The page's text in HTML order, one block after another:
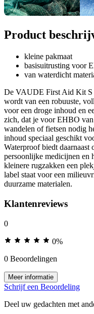
Product
kleine pakmaat
basisuitrusting voor
van waterdicht
De VAUDE First Aid Kit S
wordt van een robuuste,
voor een droge inhoud en
zich, dat je voor EHBO
wandelen of fietsen nodig
inhoud speciaal geschikt
Waterproof biedt daarnaast
persoonlijke medicijnen en
kleinere rugzakken een
label staat voor een
duurzame materialen.
Klantenreviews
0
0%
0 Beoordelingen
Meer informatie
Schrijf een Beoordeling
Deel uw gedachten met